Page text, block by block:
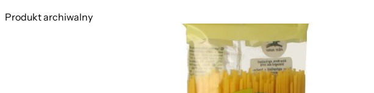
Produkt archiwalny